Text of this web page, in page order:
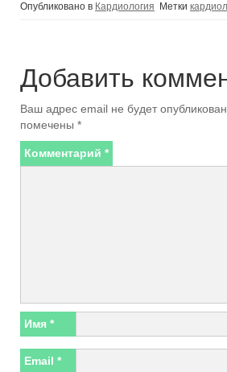
Опубликовано в Кардиология Метки
Добавить
Ваш адрес email не будет опубликован.
помечены *
Комментарий *
Имя *
Email *